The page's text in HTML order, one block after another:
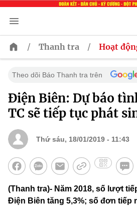
/ Thanh tra / Hoạt
Theo dõi Báo Thanh tra trên
Điện Biên: Dự báo
TC sẽ tiếp tục phát
Thứ sáu, 18/01/2019 - 11:43
(Thanh tra)- Năm 2018, số lượt
Điện Biên tăng 5,3%; số đơn tiếp